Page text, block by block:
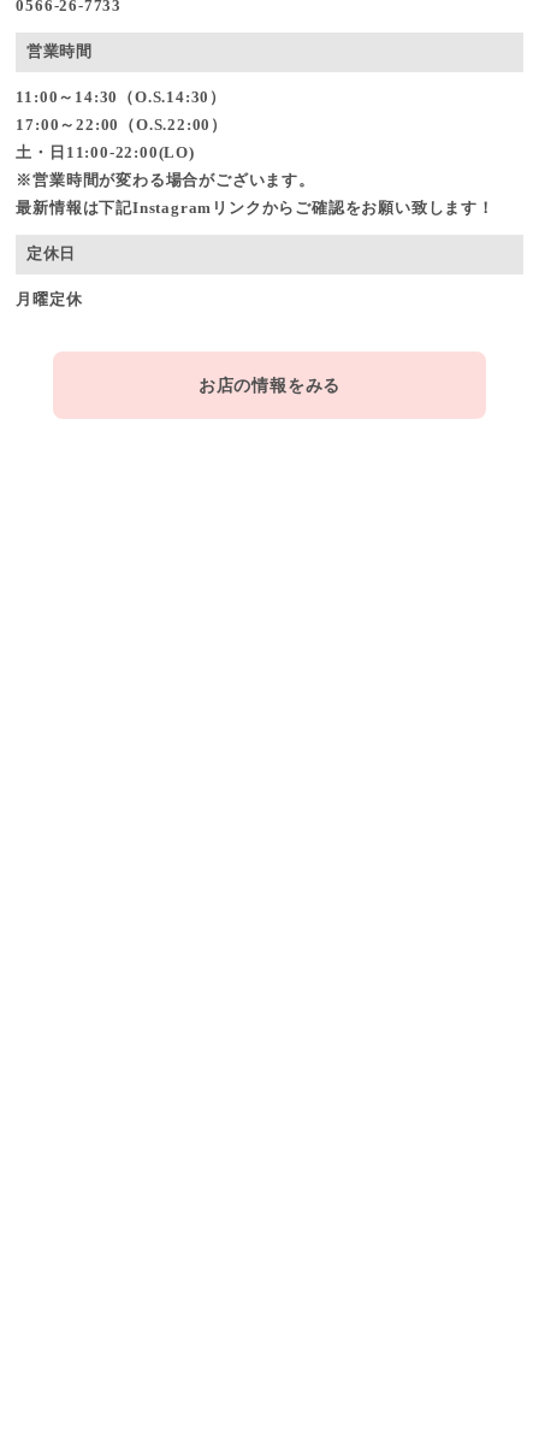
0566-26-7733
営業時間
11:00～14:30（O.S.14:30）
17:00～22:00（O.S.22:00）
土・日11:00-22:00(LO)
※営業時間が変わる場合がございます。
最新情報は下記Instagramリンクからご確認をお願い致します！
定休日
月曜定休
お店の情報をみる